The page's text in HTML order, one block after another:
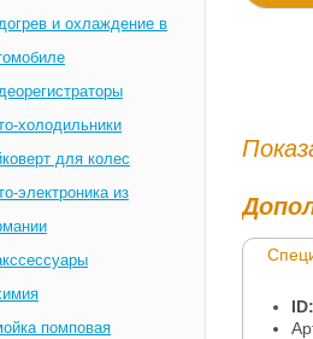
и охлаждение в
холодильники
для колес
электроника из
помповая